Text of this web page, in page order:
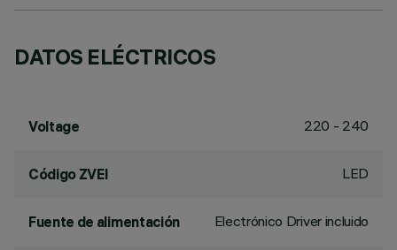
DATOS ELÉCTRICOS
Voltage 220 - 240
Código ZVEI LED
Fuente de alimentación Electrónico Driver incluido